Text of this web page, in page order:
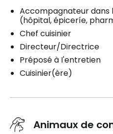
Accompagnateur dans
(hôpital, épiceríe,
Chef cuisinier
Directeur/Directrice
Préposé à I'entretien
Cuisinier(ère)
Animaux de